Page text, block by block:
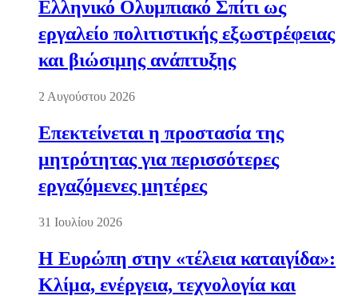
Ελληνικό Ολυμπιακό Σπίτι ως
εργαλείο πολιτιστικής εξωστρέφειας
και βιώσιμης ανάπτυξης
2 Αυγούστου 2026
Επεκτείνεται η προστασία της
μητρότητας για περισσότερες
εργαζόμενες μητέρες
31 Ιουλίου 2026
Η Ευρώπη στην «τέλεια καταιγίδα»:
Κλίμα, ενέργεια, τεχνολογία και